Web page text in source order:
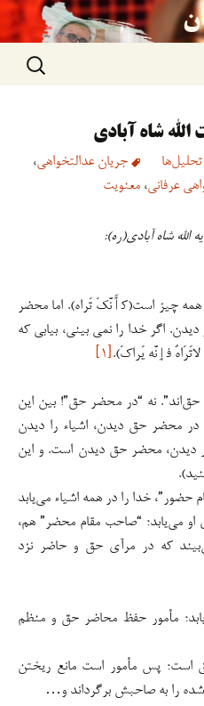
جستجو
برای:
شاه آبادی
تحلیل‌ها جریان عدالتخواهی،
عرفانی، معنویت
الله شاه آبادی(ره):
چیز است(کٲَنَّکَ تَراه). اما محضر
اگر خدا را نمی بینی، بیابی که
فٳنَّه یَراکَ).[۱]
حق‌اند”. نه “در محضر حق”! بین این
در محضر حق دیدن، اشیاء را دیدن
دیدن، محضر حق دیدن است. و این
حضور”، خدا را در همه اشیاء می‌یابد
می‌یابد؛ “صاحب مقام محضر” هم،
که در مرآی حق و حاضر نزد
مأمور حفظ محاضر حق و منظم
است؛ پس مأمور است مانع ریختن
را به صاحبش برگرداند و…